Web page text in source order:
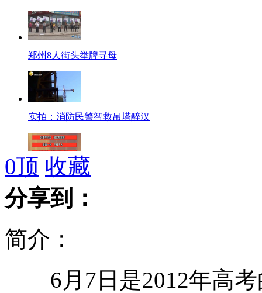
郑州8人街头举牌寻母
实拍：消防民警智救吊塔醉汉
最励志高考口号:学不死就往死里学
六月电影扎堆 平均一天一部新片
0顶 收藏
分享到：
简介：
6月7日是2012年高考